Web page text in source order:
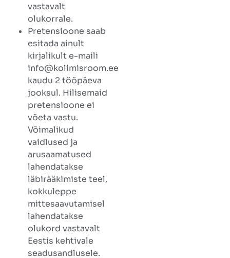
vastavalt
olukorrale.
Pretensioone saab
esitada ainult
kirjalikult e-maili
info@kolimisroom.ee
kaudu 2 tööpäeva
jooksul. Hilisemaid
pretensioone ei
võeta vastu.
Võimalikud
vaidlused ja
arusaamatused
lahendatakse
läbirääkimiste teel,
kokkuleppe
mittesaavutamisel
lahendatakse
olukord vastavalt
Eestis kehtivale
seadusandlusele.